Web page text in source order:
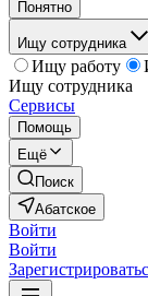
Понятно
Ищу сотрудника
Ищу работу
Ищу сотрудника
Сервисы
Помощь
Ещё
Поиск
Абатское
Войти
Войти